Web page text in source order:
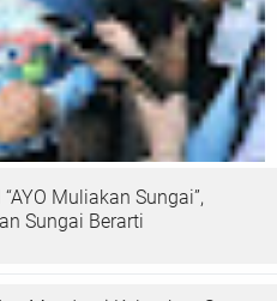
Muliakan Sungai”,
Sungai Berarti